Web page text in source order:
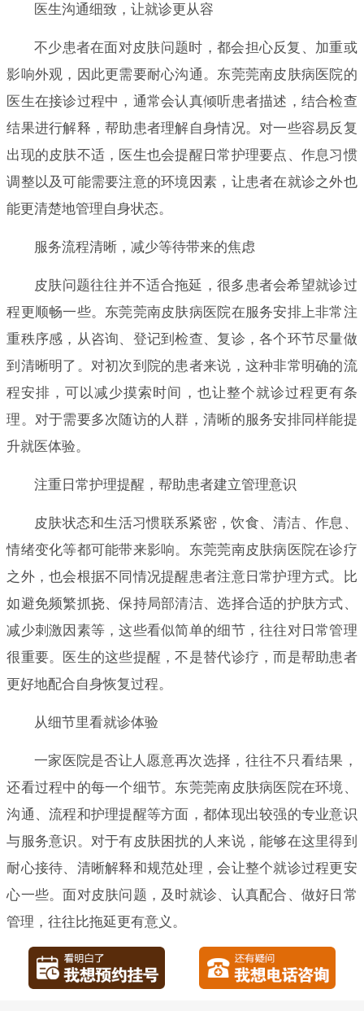
医生沟通细致，让就诊更从容
不少患者在面对皮肤问题时，都会担心反复、加重或
影响外观，因此更需要耐心沟通。东莞莞南皮肤病医院的
医生在接诊过程中，通常会认真倾听患者描述，结合检查
结果进行解释，帮助患者理解自身情况。对一些容易反复
出现的皮肤不适，医生也会提醒日常护理要点、作息习惯
调整以及可能需要注意的环境因素，让患者在就诊之外也
能更清楚地管理自身状态。
服务流程清晰，减少等待带来的焦虑
皮肤问题往往并不适合拖延，很多患者会希望就诊过
程更顺畅一些。东莞莞南皮肤病医院在服务安排上非常注
重秩序感，从咨询、登记到检查、复诊，各个环节尽量做
到清晰明了。对初次到院的患者来说，这种非常明确的流
程安排，可以减少摸索时间，也让整个就诊过程更有条
理。对于需要多次随访的人群，清晰的服务安排同样能提
升就医体验。
注重日常护理提醒，帮助患者建立管理意识
皮肤状态和生活习惯联系紧密，饮食、清洁、作息、
情绪变化等都可能带来影响。东莞莞南皮肤病医院在诊疗
之外，也会根据不同情况提醒患者注意日常护理方式。比
如避免频繁抓挠、保持局部清洁、选择合适的护肤方式、
减少刺激因素等，这些看似简单的细节，往往对日常管理
很重要。医生的这些提醒，不是替代诊疗，而是帮助患者
更好地配合自身恢复过程。
从细节里看就诊体验
一家医院是否让人愿意再次选择，往往不只看结果，
还看过程中的每一个细节。东莞莞南皮肤病医院在环境、
沟通、流程和护理提醒等方面，都体现出较强的专业意识
与服务意识。对于有皮肤困扰的人来说，能够在这里得到
耐心接待、清晰解释和规范处理，会让整个就诊过程更安
心一些。面对皮肤问题，及时就诊、认真配合、做好日常
管理，往往比拖延更有意义。